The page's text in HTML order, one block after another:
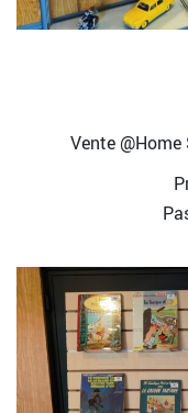
Vente